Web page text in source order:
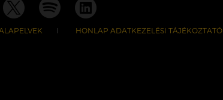
HONLAP ADATKEZELÉSI TÁJÉKOZTATÓ